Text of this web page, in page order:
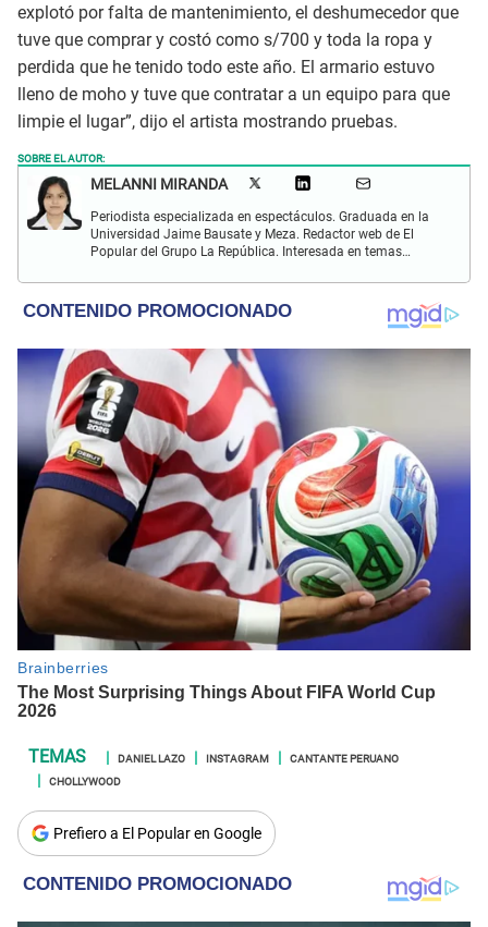
explotó por falta de mantenimiento, el deshumecedor que
tuve que comprar y costó como s/700 y toda la ropa y
perdida que he tenido todo este año. El armario estuvo
lleno de moho y tuve que contratar a un equipo para que
limpie el lugar”, dijo el artista mostrando pruebas.
SOBRE EL AUTOR:
MELANNI MIRANDA
Periodista especializada en espectáculos. Graduada en la
Universidad Jaime Bausate y Meza. Redactor web de El
Popular del Grupo La República. Interesada en temas
series y deporte. Gusto por la locución y el baile.
DANIEL LAZO INSTAGRAM
CANTANTE PERUANO
CHOLLYWOOD
Prefiero a El Popular en Google